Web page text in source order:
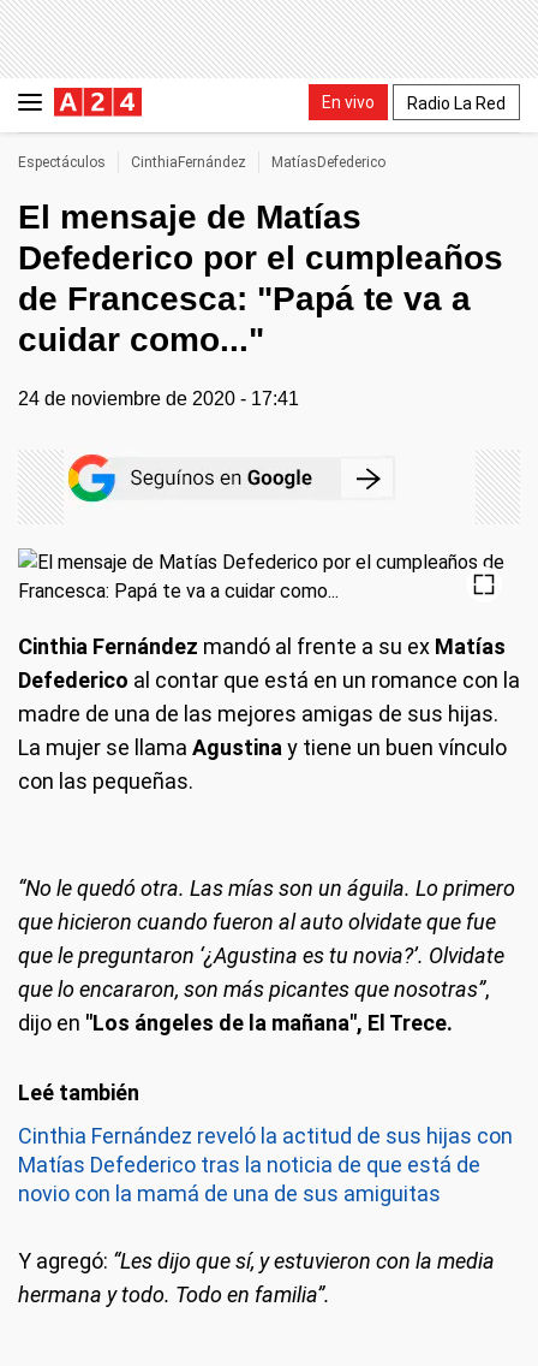
En vivo Radio La Red
Espectáculos CinthiaFernández MatíasDefederico
El mensaje de Matías
Defederico por el cumpleaños
de Francesca: "Papá te va a
cuidar como..."
24 de noviembre de 2020 - 17:41
Cinthia Fernández mandó al frente a su ex Matías
Defederico al contar que está en un romance con la
madre de una de las mejores amigas de sus hijas.
La mujer se llama Agustina y tiene un buen vínculo
con las pequeñas.
“No le quedó otra. Las mías son un águila. Lo primero
que hicieron cuando fueron al auto olvidate que fue
que le preguntaron ‘¿Agustina es tu novia?’. Olvidate
que lo encararon, son más picantes que nosotras”,
dijo en "Los ángeles de la mañana", El Trece.
Cinthia Fernández reveló la actitud de sus hijas con
Matías Defederico tras la noticia de que está de
novio con la mamá de una de sus amiguitas
Y agregó: “Les dijo que sí, y estuvieron con la media
hermana y todo. Todo en familia”.